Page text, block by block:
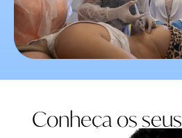
Conheça os seus